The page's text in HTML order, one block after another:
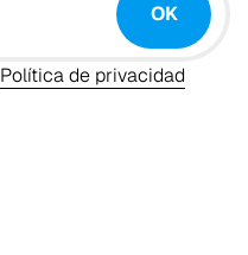
OK
Política de privacidad